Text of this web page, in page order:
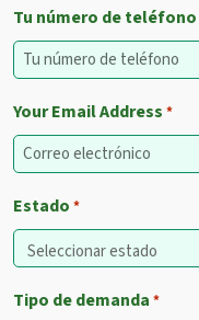
Tu número de teléfono
Your Email Address *
Estado *
Tipo de demanda *